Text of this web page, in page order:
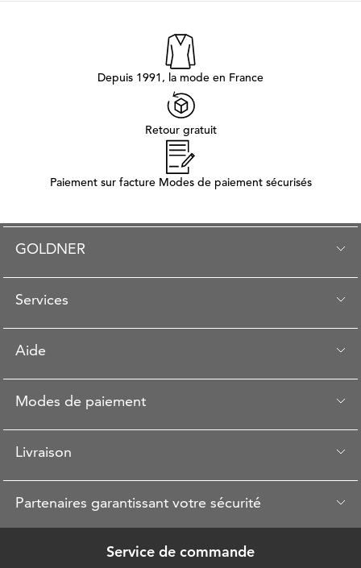
Depuis 1991, la mode en France
Retour gratuit
Paiement sur facture Modes de paiement sécurisés
GOLDNER
Services
Aide
Modes de paiement
Livraison
Partenaires garantissant votre sécurité
Service de commande